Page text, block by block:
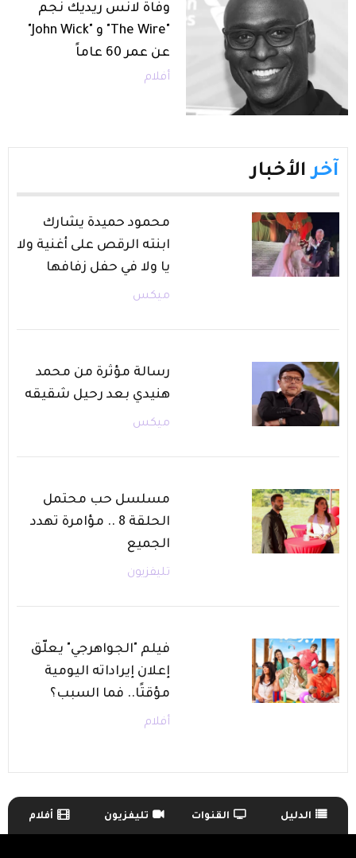
وفاة لانس ريديك نجم
"The Wire" و "John Wick"
عن عمر 60 عاماً
أفلام
آخر الأخبار
محمود حميدة يشارك
ابنته الرقص على أغنية ولا
يا ولا في حفل زفافها
ميكس
رسالة مؤثرة من محمد
هنيدي بعد رحيل شقيقه
ميكس
مسلسل حب محتمل
الحلقة 8 .. مؤامرة تهدد
الجميع
تليفزيون
فيلم "الجواهرجي" يعلّق
إعلان إيراداته اليومية
مؤقتًا.. فما السبب؟
أفلام
TV Guide Menu الدليل القنوات تليفزيون أفلام